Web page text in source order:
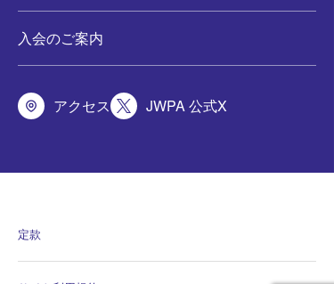
入会のご案内
アクセス JWPA 公式X
定款